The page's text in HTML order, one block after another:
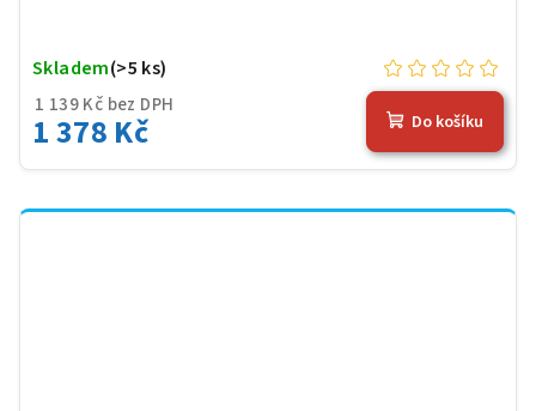
1 139 Kč bez DPH
1 378 Kč
Skladem(>5 ks)
Do košíku